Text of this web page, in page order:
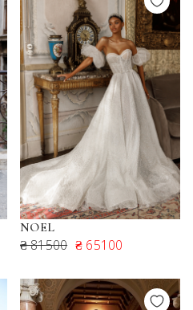
NOEL
₴ 81500 ₴ 65100